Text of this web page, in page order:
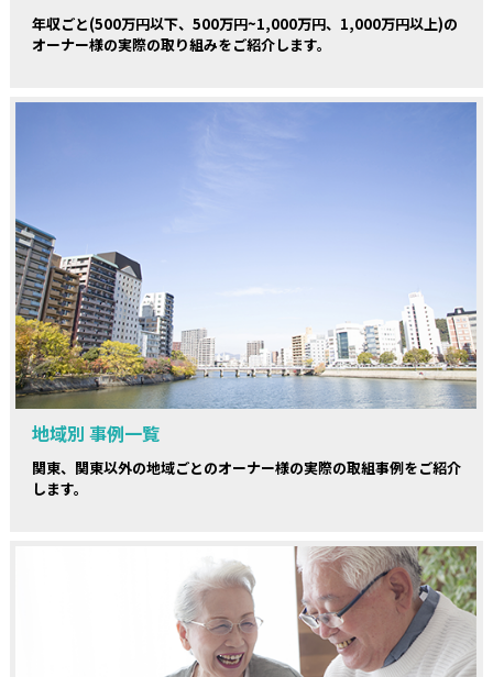
年収ごと(500万円以下、500万円~1,000万円、1,000万円以上)の
オーナー様の実際の取り組みをご紹介します。
地域別 事例一覧
関東、関東以外の地域ごとのオーナー様の実際の取組事例をご紹介
します。